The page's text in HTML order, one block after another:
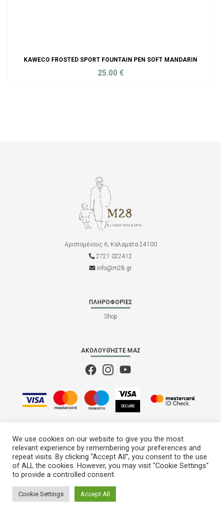
KAWECO FROSTED SPORT FOUNTAIN PEN SOFT MANDARIN
25.00 €
Αριστομένους 6, Καλαμάτα 24100
2721 022412
info@m28.gr
ΠΛΗΡΟΦΟΡΊΕΣ
Shop
ΑΚΟΛΟΥΘΉΣΤΕ ΜΑΣ
M28 © 2022 - 2026
We use cookies on our website to give you the most
relevant experience by remembering your preferences and
repeat visits. By clicking “Accept All”, you consent to the use
of ALL the cookies. However, you may visit "Cookie Settings"
to provide a controlled consent.
Cookie Settings Accept All